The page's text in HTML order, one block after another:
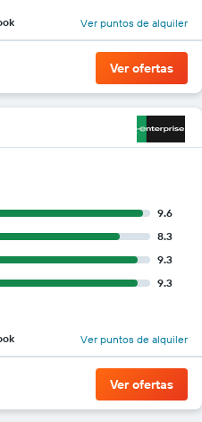
Ver puntos de alquiler
Ver ofertas
9.6
8.3
9.3
9.3
Ver puntos de alquiler
Ver ofertas